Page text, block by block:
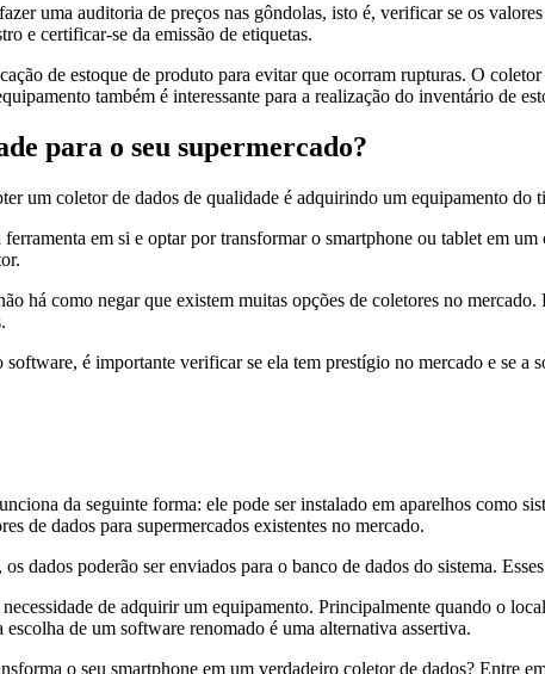
uma auditoria de preços nas gôndolas, isto é, verificar se os
e certificar-se da emissão de etiquetas.
de estoque de produto para evitar que ocorram rupturas. O
também é interessante para a realização do inventário de
para o seu supermercado?
um coletor de dados de qualidade é adquirindo um equipamento
em si e optar por transformar o smartphone ou tablet em
há como negar que existem muitas opções de coletores no
é importante verificar se ela tem prestígio no mercado e se a
da seguinte forma: ele pode ser instalado em aparelhos como
de dados para supermercados existentes no mercado.
dados poderão ser enviados para o banco de dados do sistema.
de adquirir um equipamento. Principalmente quando o
de um software renomado é uma alternativa assertiva.
o seu smartphone em um verdadeiro coletor de dados? Entre